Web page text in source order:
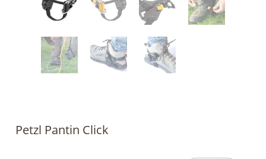
Petzl Pantin Click